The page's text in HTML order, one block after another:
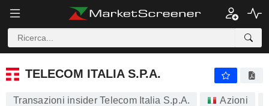
TELECOM ITALIA S.P.A.
TELECOM ITALIA S.P.A.
Transazioni insider Telecom Italia S.p.A. Azioni